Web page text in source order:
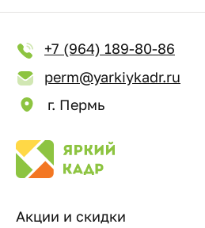
+7 (964) 189-80-86
perm@yarkiykadr.ru
г. Пермь
Акции и скидки